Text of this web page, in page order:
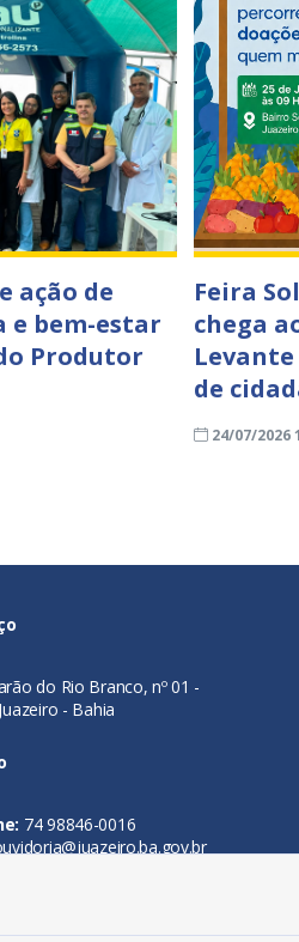
ação de
e bem-estar
Produtor
Feira
chega
de
24/07/2026
do Rio Branco, nº 01 -
- Bahia
74 98846-0016